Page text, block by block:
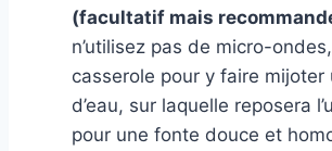
(facultatif mais
n’utilisez pas de micro-
casserole pour y faire mijoter
d’eau, sur laquelle reposera
pour une fonte douce et